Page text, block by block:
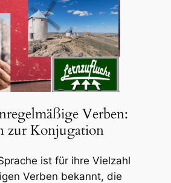
Verben:
zur Konjugation
ist für ihre Vielzahl
Verben bekannt, die